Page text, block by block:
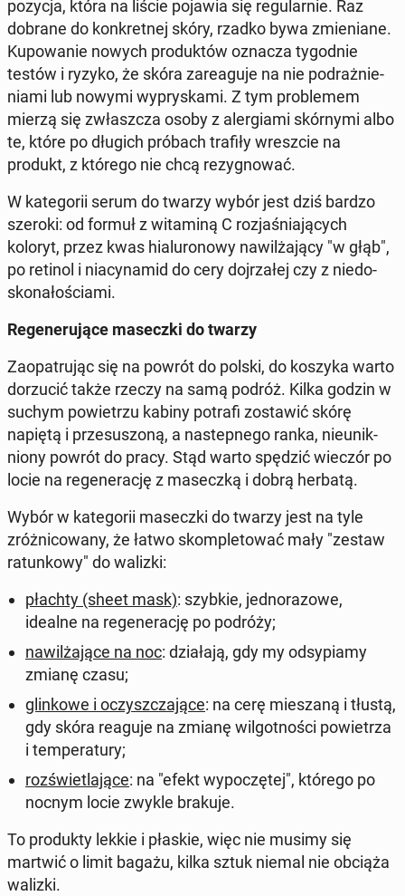
pozycja, która na liście pojawia się re­gu­lar­nie. Raz
dobrane do kon­kret­nej skóry, rzadko bywa zmie­nia­ne.
Ku­po­wa­nie nowych pro­duk­tów oznacza ty­go­dnie
testów i ryzyko, że skóra za­re­agu­je na nie po­draż­nie­
nia­mi lub nowymi wy­pry­ska­mi. Z tym pro­ble­mem
mierzą się zwłasz­cza osoby z aler­gia­mi skór­ny­mi albo
te, które po długich próbach trafiły wresz­cie na
produkt, z którego nie chcą re­zy­gno­wać.
W ka­te­go­rii serum do twarzy wybór jest dziś bardzo
szeroki: od formuł z wi­ta­mi­ną C roz­ja­śnia­ją­cych
koloryt, przez kwas hia­lu­ro­no­wy na­wil­ża­ją­cy "w głąb",
po retinol i nia­cy­na­mid do cery doj­rza­łej czy z nie­do­
sko­na­ło­ścia­mi.
Re­ge­ne­ru­ją­ce ma­secz­ki do twarzy
Za­opa­tru­jąc się na powrót do polski, do koszyka warto
do­rzu­cić także rzeczy na samą podróż. Kilka godzin w
suchym po­wie­trzu kabiny potrafi zo­sta­wić skórę
napiętą i prze­su­szo­ną, a na­step­ne­go ranka, nie­unik­
nio­ny powrót do pracy. Stąd warto spędzić wieczór po
locie na re­ge­ne­ra­cję z ma­secz­ką i dobrą herbatą.
Wybór w ka­te­go­rii ma­secz­ki do twarzy jest na tyle
zróż­ni­co­wa­ny, że łatwo skom­ple­to­wać mały "zestaw
ra­tun­ko­wy" do walizki:
płachty (sheet mask): szybkie, jed­no­ra­zo­we,
idealne na re­ge­ne­ra­cję po podróży;
na­wil­ża­ją­ce na noc: dzia­ła­ją, gdy my od­sy­pia­my
zmianę czasu;
glin­ko­we i oczysz­cza­ją­ce: na cerę mie­sza­ną i tłustą,
gdy skóra reaguje na zmianę wil­got­no­ści po­wie­trza
i tem­pe­ra­tu­ry;
roz­świe­tla­ją­ce: na "efekt wy­po­czę­tej", którego po
nocnym locie zwykle brakuje.
To pro­duk­ty lekkie i płaskie, więc nie musimy się
martwić o limit bagażu, kilka sztuk niemal nie obciąża
walizki.